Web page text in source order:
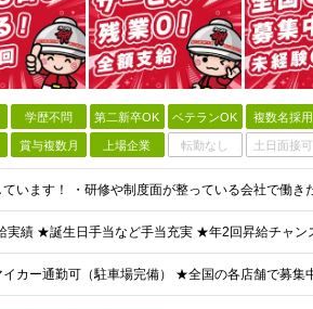
学歴不問 第二新卒OK ベテランOK 複数名採用
賞与複数月 上場企業 転勤なし 土日面接可